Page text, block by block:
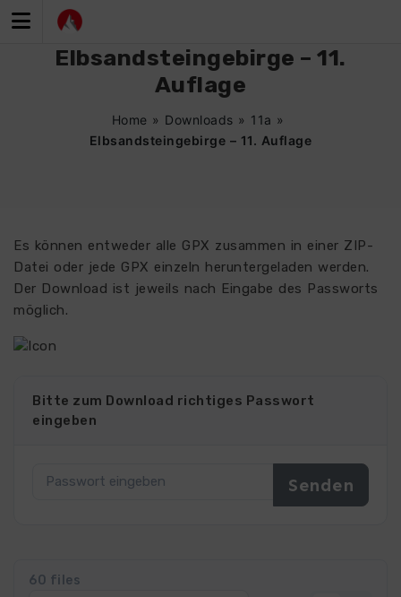
Inhalt
Elbsandsteingebirge – 11.
Auflage
Home » Downloads » 11a »
Elbsandsteingebirge – 11. Auflage
Es können entweder alle GPX zusammen in einer ZIP-
Datei oder jede GPX einzeln heruntergeladen werden.
Der Download ist jeweils nach Eingabe des Passworts
möglich.
Bitte zum Download richtiges Passwort
eingeben
60 files